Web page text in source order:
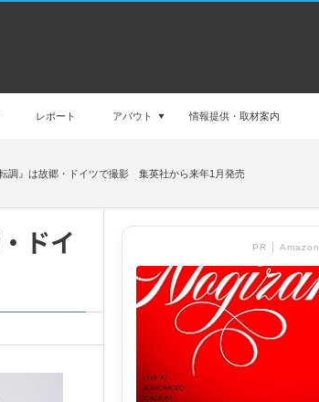
レポート アバウト 情報提供・取材案内
調』は故郷・ドイツで撮影 集英社から来年1月発売
ドイ
PR │ Amazon